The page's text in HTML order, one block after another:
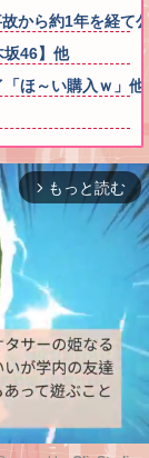
から約1年を経
坂46】他
ほ～い購入ｗ」他
arrow_forward_ios もっと読む